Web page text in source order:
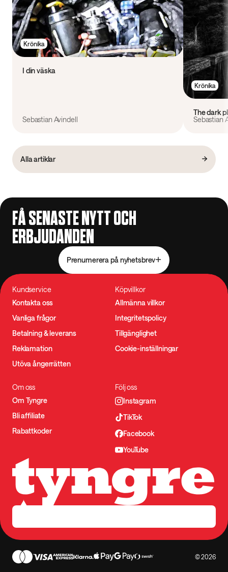
Krönika
I din väska
Sebastian Avindell
Krönika
The dark
Sebastian
Alla artiklar
FÅ SENASTE NYTT OCH
ERBJUDANDEN
Prenumerera på nyhetsbrev
Kundservice
Kontakta oss
Vanliga frågor
Betalning & leverans
Reklamation
Utöva ångerrätten
Köpvillkor
Allmänna villkor
Integritetspolicy
Tillgänglighet
Cookie-inställningar
Om oss
Om Tyngre
Bli affiliate
Rabattkoder
Följ oss
Instagram
TikTok
Facebook
YouTube
© 2026